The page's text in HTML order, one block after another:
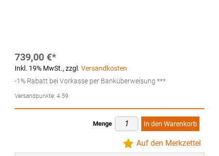
739,00 €
Inkl. 19% MwSt., zzgl. Versandkosten
-1% Rabatt bei Vorkasse per Banküberweisung ***
Versandpunkte: 4.59
Menge In den Warenkorb
Auf den Merkzettel